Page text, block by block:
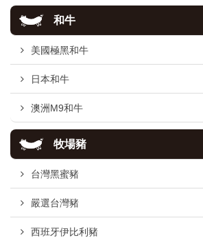
和牛
美國極黑和牛
日本和牛
澳洲M9和牛
牧場豬
台灣黑蜜豬
嚴選台灣豬
西班牙伊比利豬